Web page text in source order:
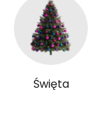
Święta